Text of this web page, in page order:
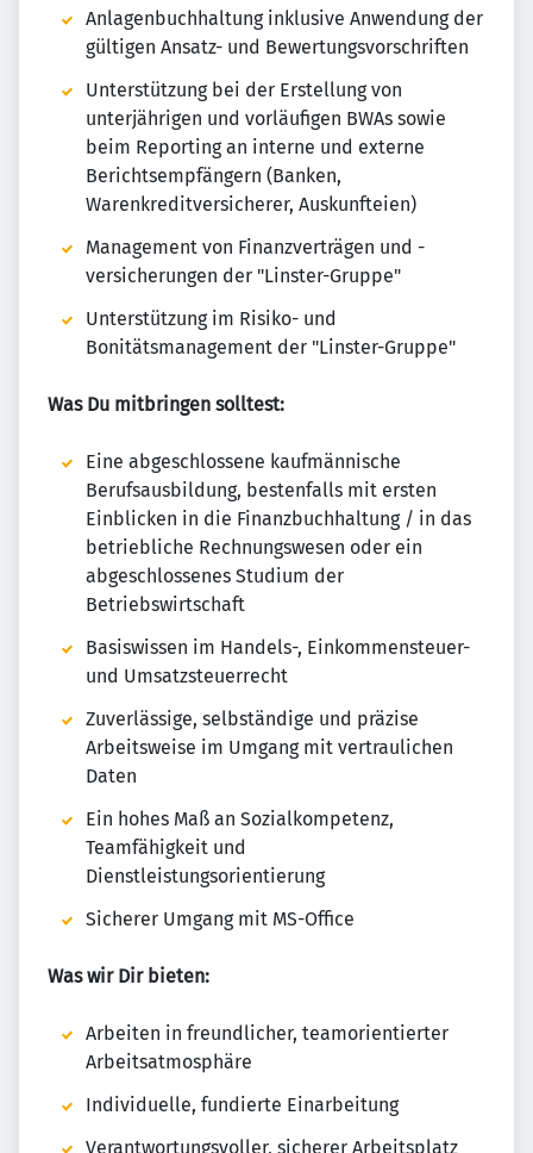
Anlagenbuchhaltung inklusive Anwendung der
gültigen Ansatz- und Bewertungsvorschriften
Unterstützung bei der Erstellung von
unterjährigen und vorläufigen BWAs sowie
beim Reporting an interne und externe
Berichtsempfängern (Banken,
Warenkreditversicherer, Auskunfteien)
Management von Finanzverträgen und -
versicherungen der "Linster-Gruppe"
Unterstützung im Risiko- und
Bonitätsmanagement der "Linster-Gruppe"
Was Du mitbringen solltest:
Eine abgeschlossene kaufmännische
Berufsausbildung, bestenfalls mit ersten
Einblicken in die Finanzbuchhaltung / in das
betriebliche Rechnungswesen oder ein
abgeschlossenes Studium der
Betriebswirtschaft
Basiswissen im Handels-, Einkommensteuer-
und Umsatzsteuerrecht
Zuverlässige, selbständige und präzise
Arbeitsweise im Umgang mit vertraulichen
Daten
Ein hohes Maß an Sozialkompetenz,
Teamfähigkeit und
Dienstleistungsorientierung
Sicherer Umgang mit MS-Office
Was wir Dir bieten:
Arbeiten in freundlicher, teamorientierter
Arbeitsatmosphäre
Individuelle, fundierte Einarbeitung
Verantwortungsvoller, sicherer Arbeitsplatz